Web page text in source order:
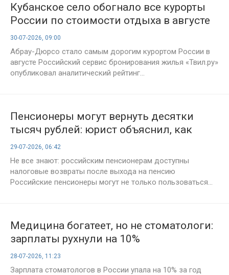
Кубанское село обогнало все курорты
России по стоимости отдыха в августе
30-07-2026, 09:00
Абрау-Дюрсо стало самым дорогим курортом России в
августе Российский сервис бронирования жилья «Твил.ру»
опубликовал аналитический рейтинг...
Пенсионеры могут вернуть десятки
тысяч рублей: юрист объяснил, как
оформить выплату
29-07-2026, 06:42
Не все знают: российским пенсионерам доступны
налоговые возвраты после выхода на пенсию
Российские пенсионеры могут не только пользоваться...
Медицина богатеет, но не стоматологи:
зарплаты рухнули на 10%
28-07-2026, 11:23
Зарплата стоматологов в России упала на 10% за год